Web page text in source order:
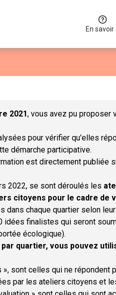
En savoir
2021, vous avez pu proposer
pour vérifier qu'elles
un nouvel onglet)
démarche participative.
est directement publiée
2022, se sont déroulés les
citoyens pour le cadre de
chaque quartier selon
finalistes qui seront
écologique).
quartier, vous pouvez
», sont celles qui ne
par les ateliers citoyens et